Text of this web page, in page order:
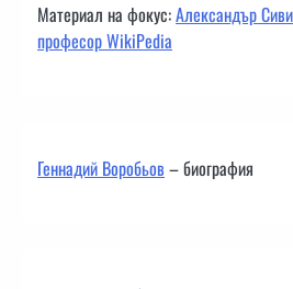
Материал на фокус:Александър
професор WikiPedia
Геннадий Воробьов– биография